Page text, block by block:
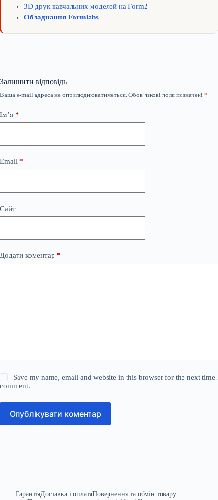
3D друк навчальних моделей на Form2
Обладнання Formlabs
Залишити відповідь
Ваша e-mail адреса не оприлюднюватиметься. Обов’язкові поля позначені *
Ім’я *
Email *
Сайт
Додати коментар *
Save my name, email and website in this browser for the next time
comment.
Опублікувати коментар
ГарантіяДоставка і оплатаПовернення та обмін товару